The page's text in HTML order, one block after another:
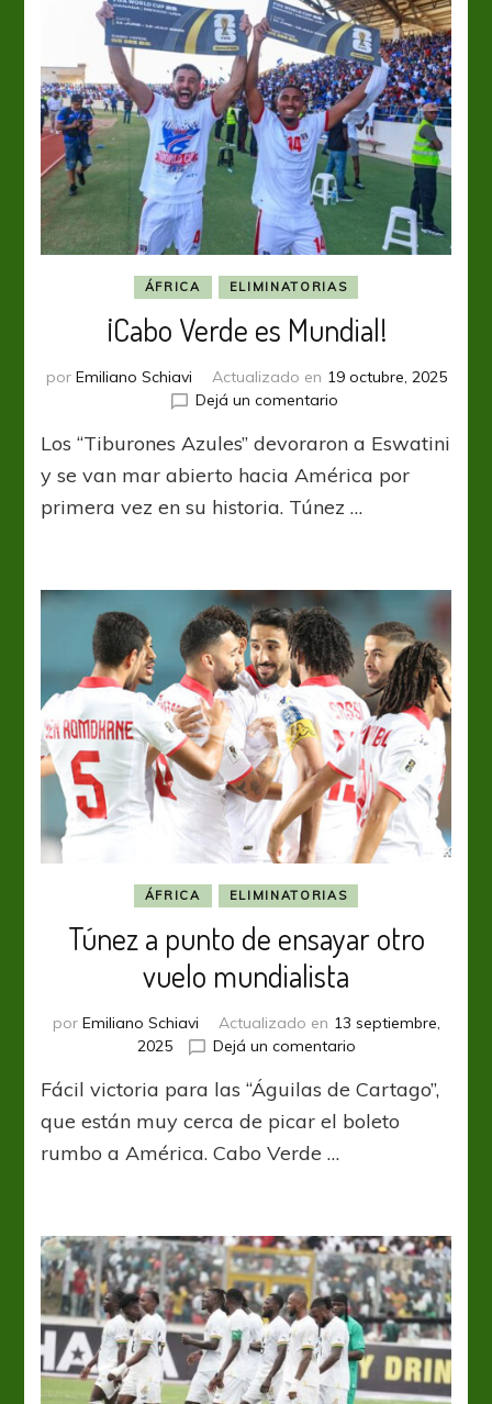
ÁFRICA ELIMINATORIAS
¡Cabo Verde es Mundial!
por Emiliano Schiavi Actualizado en 19 octubre, 2025
Dejá un comentarioen
Verde
es
Mundial!
Los “Tiburones Azules” devoraron a Eswatini
y se van mar abierto hacia América por
primera vez en su historia. Túnez …
ÁFRICA ELIMINATORIAS
Túnez a punto de ensayar otro
vuelo mundialista
por Emiliano Schiavi Actualizado en 13 septiembre,
2025
Dejá un comentarioen
a
punto
Fácil victoria para las “Águilas de Cartago”,
que están muy cerca de picar el boleto
rumbo a América. Cabo Verde …